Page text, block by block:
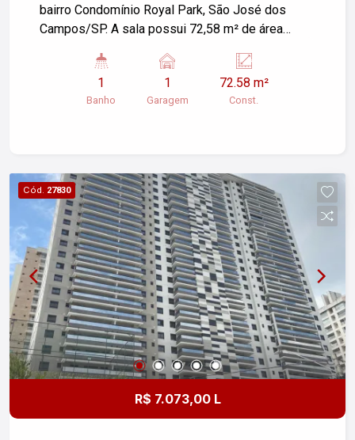
bairro Condomínio Royal Park, São José dos
Campos/SP. A sala possui 72,58 m² de área
Ideal para diversos tipos de negócios. Entre em
contato para mais informações e agendamento
de visitas.
1
Banho
1
Garagem
72.58 m²
Const.
Cód. 27830
R$ 7.073,00 L